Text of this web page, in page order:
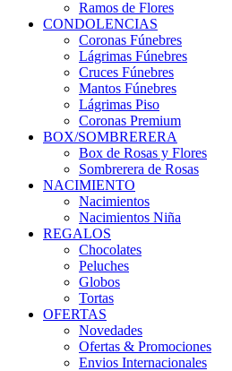
Ramos de Flores
CONDOLENCIAS
Coronas Fúnebres
Lágrimas Fúnebres
Cruces Fúnebres
Mantos Fúnebres
Lágrimas Piso
Coronas Premium
BOX/SOMBRERERA
Box de Rosas y Flores
Sombrerera de Rosas
NACIMIENTO
Nacimientos
Nacimientos Niña
REGALOS
Chocolates
Peluches
Globos
Tortas
OFERTAS
Novedades
Ofertas & Promociones
Envios Internacionales